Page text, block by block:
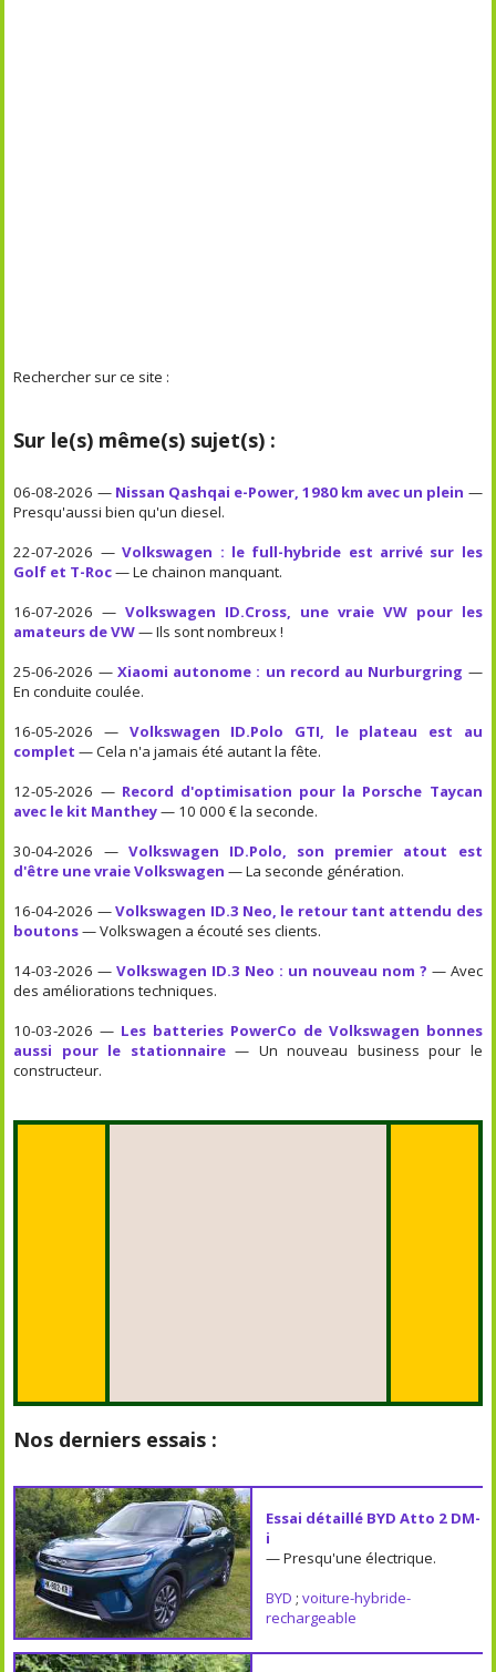
Rechercher sur ce site :
Sur le(s) même(s) sujet(s) :
06-08-2026 — Nissan Qashqai e-Power, 1980 km avec un plein —
Presqu'aussi bien qu'un diesel.
22-07-2026 —Volkswagen : le full-hybride est arrivé sur les
Golf et T-Roc— Le chainon manquant.
16-07-2026 —Volkswagen ID.Cross, une vraie VW pour les
amateurs de VW— Ils sont nombreux !
25-06-2026 — Xiaomi autonome : un record au Nurburgring —
En conduite coulée.
16-05-2026 — Volkswagen ID.Polo GTI, le plateau est au
complet — Cela n'a jamais été autant la fête.
12-05-2026 — Record d'optimisation pour la Porsche Taycan
avec le kit Manthey— 10 000 € la seconde.
30-04-2026 — Volkswagen ID.Polo, son premier atout est
d'être une vraie Volkswagen — La seconde génération.
16-04-2026 —Volkswagen ID.3 Neo, le retour tant attendu des
boutons— Volkswagen a écouté ses clients.
14-03-2026 —Volkswagen ID.3 Neo : un nouveau nom ? — Avec
des améliorations techniques.
10-03-2026 — Les batteries PowerCo de Volkswagen bonnes
aussi pour le stationnaire— Un nouveau business pour le
constructeur.
Nos derniers essais :
Essai détaillé BYD Atto 2 DM-
i
— Presqu'une électrique.
BYD ; voiture-hybride-
rechargeable